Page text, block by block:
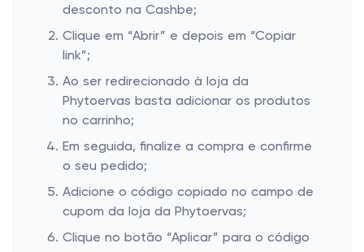
desconto na Cashbe;
Clique em “Abrir” e depois em “Copiar
link”;
Ao ser redirecionado à loja da
Phytoervas basta adicionar os produtos
no carrinho;
Em seguida, finalize a compra e confirme
o seu pedido;
Adicione o código copiado no campo de
cupom da loja da Phytoervas;
Clique no botão “Aplicar” para o código